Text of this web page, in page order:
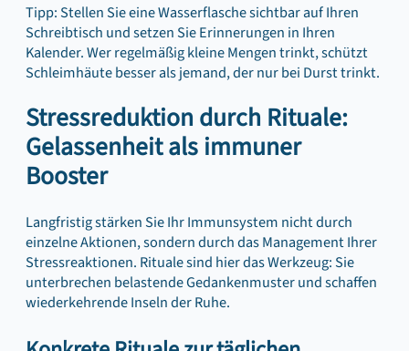
Tipp: Stellen Sie eine Wasserflasche sichtbar auf Ihren
Schreibtisch und setzen Sie Erinnerungen in Ihren
Kalender. Wer regelmäßig kleine Mengen trinkt, schützt
Schleimhäute besser als jemand, der nur bei Durst trinkt.
Stressreduktion durch Rituale:
Gelassenheit als immuner
Booster
Langfristig stärken Sie Ihr Immunsystem nicht durch
einzelne Aktionen, sondern durch das Management Ihrer
Stressreaktionen. Rituale sind hier das Werkzeug: Sie
unterbrechen belastende Gedankenmuster und schaffen
wiederkehrende Inseln der Ruhe.